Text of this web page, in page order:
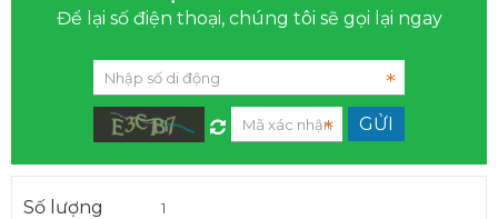
Để lại số điện thoại, chúng tôi sẽ gọi lại ngay
Số lượng